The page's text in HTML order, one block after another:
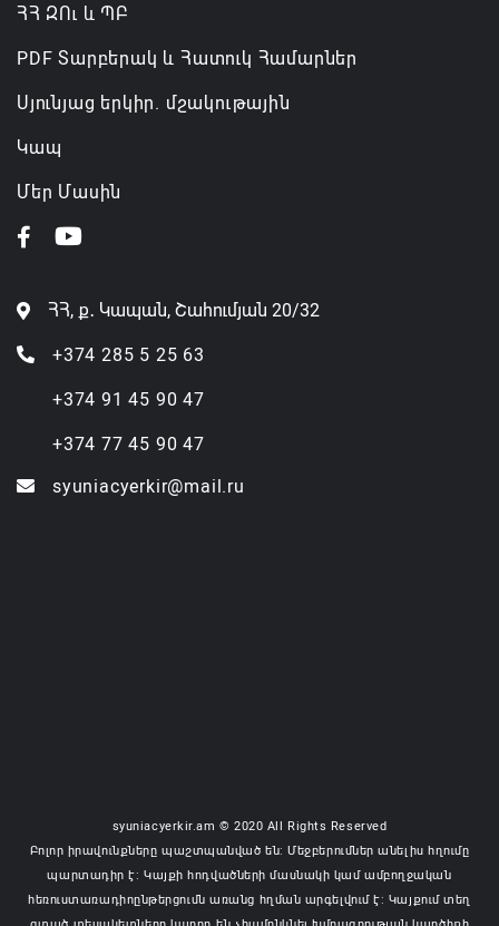
ՀՀ ԶՈւ և ՊԲ
PDF Տարբերակ և Հատուկ Համարներ
Սյունյաց երկիր. մշակութային
Կապ
Մեր Մասին
ՀՀ, ք․ Կապան, Շահումյան 20/32
+374 285 5 25 63
+374 91 45 90 47
+374 77 45 90 47
syuniacyerkir@mail.ru
syuniacyerkir.am © 2020 All Rights Reserved
Բոլոր իրավունքները պաշտպանված են: Մեջբերումներ անելիս հղումը
պարտադիր է: Կայքի հոդվածների մասնակի կամ ամբողջական
հեռուստառադիոընթերցումն առանց հղման արգելվում է: Կայքում տեղ